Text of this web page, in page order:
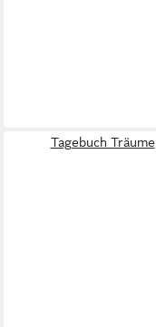
Tagebuch Träume